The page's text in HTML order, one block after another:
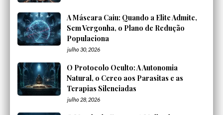
A Máscara Caiu: Quando a Elite Admite,
Sem Vergonha, o Plano de Redução
Populaciona
julho 30, 2026
O Protocolo Oculto: A Autonomia
Natural, o Cerco aos Parasitas e as
Terapias Silenciadas
julho 28, 2026